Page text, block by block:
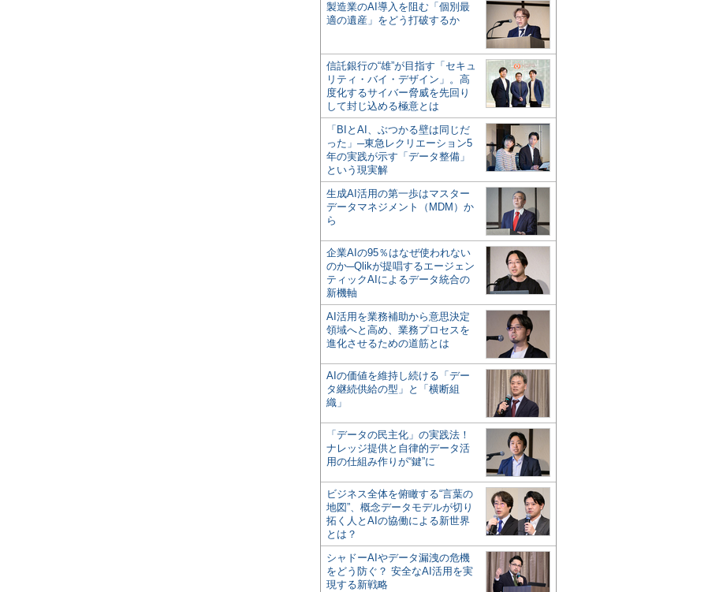
製造業のAI導入を阻む「個別最
適の遺産」をどう打破するか
信託銀行の“雄”が目指す「セキュ
リティ・バイ・デザイン」。高
度化するサイバー脅威を先回り
して封じ込める極意とは
「BIとAI、ぶつかる壁は同じだ
った」─東急レクリエーション5
年の実践が示す「データ整備」
という現実解
生成AI活用の第一歩はマスター
データマネジメント（MDM）か
ら
企業AIの95％はなぜ使われない
のか─Qlikが提唱するエージェン
ティックAIによるデータ統合の
新機軸
AI活用を業務補助から意思決定
領域へと高め、業務プロセスを
進化させるための道筋とは
AIの価値を維持し続ける「デー
タ継続供給の型」と「横断組
織」
「データの民主化」の実践法！
ナレッジ提供と自律的データ活
用の仕組み作りが“鍵”に
ビジネス全体を俯瞰する“言葉の
地図”、概念データモデルが切り
拓く人とAIの協働による新世界
とは？
シャドーAIやデータ漏洩の危機
をどう防ぐ？ 安全なAI活用を実
現する新戦略